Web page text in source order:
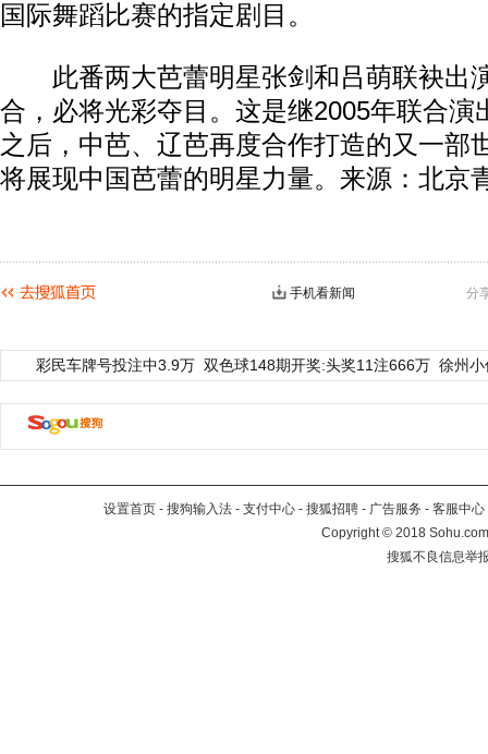
国际舞蹈比赛的指定剧目。
此番两大芭蕾明星张剑和吕萌联袂出
合，必将光彩夺目。这是继2005年联合演
之后，中芭、辽芭再度合作打造的又一部
将展现中国芭蕾的明星力量。来源：北京
分
手机看新闻
彩民车牌号投注中3.9万 双色球148期开奖:头奖11注666万 徐州
设置首页 - 搜狗输入法 - 支付中心 - 搜狐招聘 - 广告服务 - 客服中心
Copyright©2018
搜狐不良信息举